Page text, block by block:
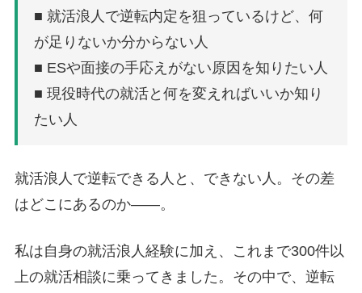
■ 就活浪人で逆転内定を狙っているけど、何
が足りないか分からない人
■ ESや面接の手応えがない原因を知りたい人
■ 現役時代の就活と何を変えればいいか知り
たい人
就活浪人で逆転できる人と、できない人。その差
はどこにあるのか——。
私は自身の就活浪人経験に加え、これまで300件以
上の就活相談に乗ってきました。その中で、逆転